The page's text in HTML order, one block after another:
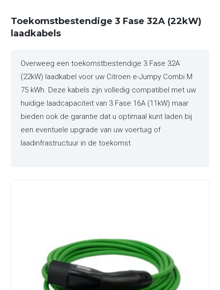
Toekomstbestendige 3 Fase 32A (22kW)
laadkabels
Overweeg een toekomstbestendige 3 Fase 32A
(22kW) laadkabel voor uw Citroen e-Jumpy Combi M
75 kWh. Deze kabels zijn volledig compatibel met uw
huidige laadcapaciteit van 3 Fase 16A (11kW) maar
bieden ook de garantie dat u optimaal kunt laden bij
een eventuele upgrade van uw voertuig of
laadinfrastructuur in de toekomst.